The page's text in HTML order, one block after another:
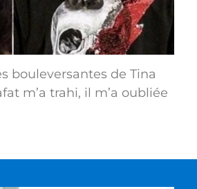
bouleversantes de Tina
m’a trahi, il m’a oubliée